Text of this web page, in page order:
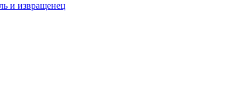
и извращенец